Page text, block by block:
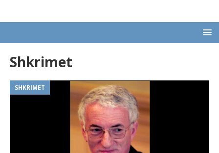
Shkrimet
SHKRIMET